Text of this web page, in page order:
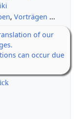
, Vorträgen ...
of our
can occur due